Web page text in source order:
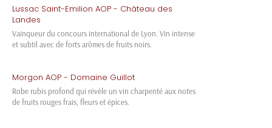
Lussac Saint-Emilion AOP - Château des
Landes
Vainqueur du concours international de Lyon. Vin intense
et subtil avec de forts arômes de fruits noirs.
Morgon AOP - Domaine Guillot
Robe rubis profond qui révèle un vin charpenté aux notes
de fruits rouges frais, fleurs et épices.